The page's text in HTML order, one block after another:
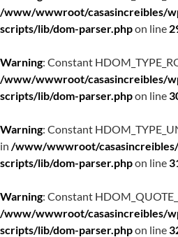
/www/wwwroot/casasincreibles/
scripts/lib/dom-parser.phpon line
Warning: Constant
/www/wwwroot/casasincreibles/
scripts/lib/dom-parser.phpon line
Warning: Constant
in /www/wwwroot/
scripts/lib/dom-parser.phpon line
Warning: Constant
/www/wwwroot/casasincreibles/
scripts/lib/dom-parser.phpon line